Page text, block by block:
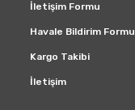
İletişim Formu
Havale Bildirim Formu
Kargo Takibi
İletişim